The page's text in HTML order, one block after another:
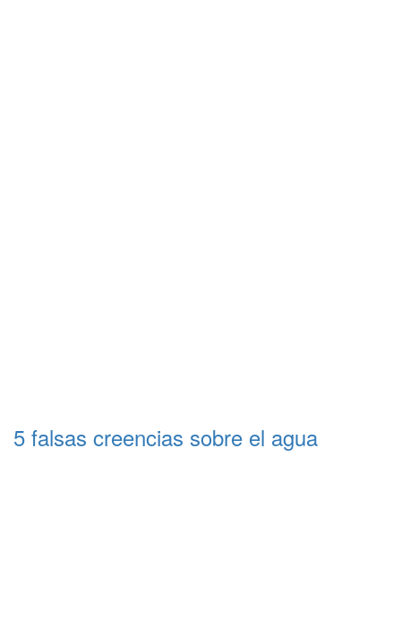
5 falsas creencias sobre el agua